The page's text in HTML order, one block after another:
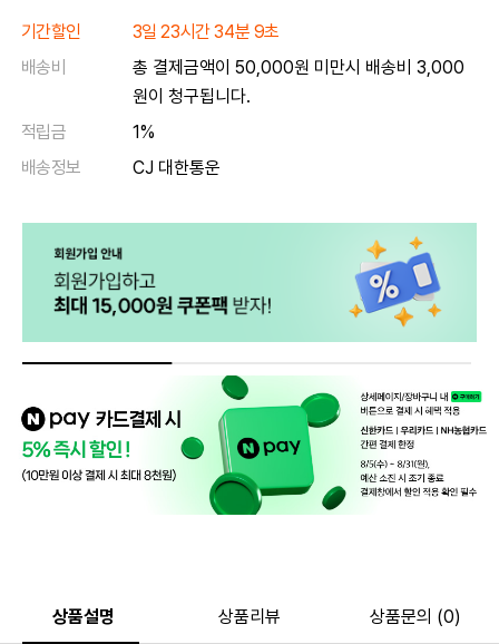
기간할인
3일 23시간 34분 9초
배송비
총 결제금액이 50,000원 미만시 배송비 3,000
원이 청구됩니다.
적립금
1%
배송정보
CJ 대한통운
상품설명 상품리뷰 상품문의 (0)